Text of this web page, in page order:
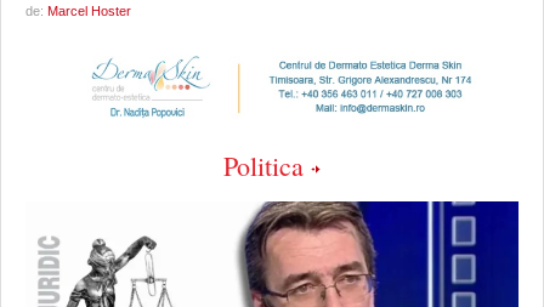
de: Marcel Hoster
Politica